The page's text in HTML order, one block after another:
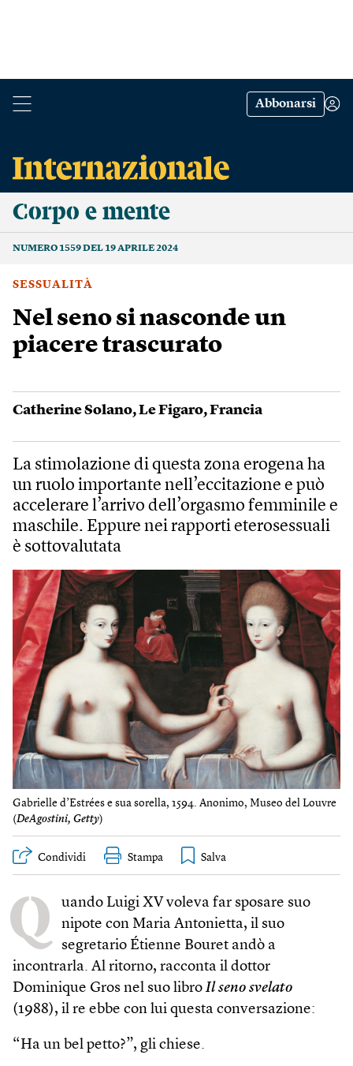
Abbonarsi
Corpo e mente
NUMERO 1559 DEL 19 APRILE 2024
SESSUALITÀ
Nel seno si nasconde un
piacere trascurato
Catherine Solano,Le Figaro,Francia
La stimolazione di questa zona erogena ha
un ruolo importante nell’eccitazione e può
accelerare l’arrivo dell’orgasmo femminile e
maschile. Eppure nei rapporti eterosessuali
è sottovalutata
Gabrielle d’Estrées e sua sorella, 1594. Anonimo, Museo del Louvre
(DeAgostini, Getty)
Condividi Stampa
Q uando Luigi XV voleva far sposare suo
nipote con Maria Antonietta, il suo
segretario Étienne Bouret andò a
incontrarla. Al ritorno, racconta il dottor
Dominique Gros nel suo libro Il seno svelato
(1988), il re ebbe con lui questa conversazione:
“Ha un bel petto?”, gli chiese.